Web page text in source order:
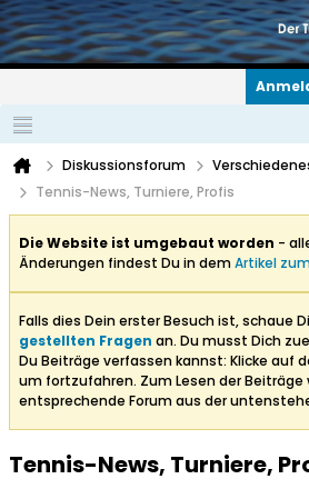
Diskussionsforum
Tennis-News, Turniere, Profis
Die Website ist umgebaut worden -
Änderungen findest Du in demArtikel
Falls dies Dein erster Besuch ist, schaue
gestellten Fragen an. Du musst Dich
Du Beiträge verfassen kannst: Klicke auf
um fortzufahren. Zum Lesen der Beiträge
entsprechende Forum aus der
Tennis-News, Turniere,